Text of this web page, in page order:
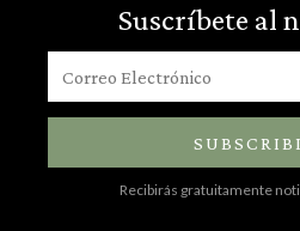
Suscríbete al
Recibirás gratuitamente